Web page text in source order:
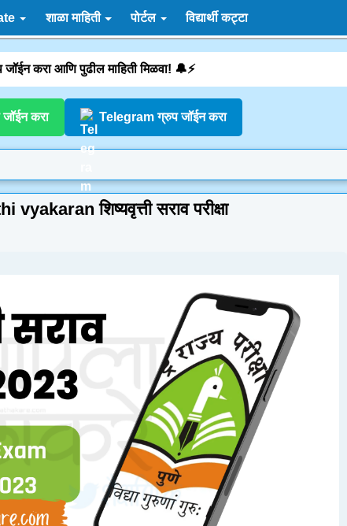
शाळा माहिती पोर्टल विद्यार्थी कट्टा
करा आणि पुढील माहिती मिळवा! 🔔⚡
करा Telegram ग्रुप जॉईन करा
शिष्यवृत्ती सराव परीक्षा